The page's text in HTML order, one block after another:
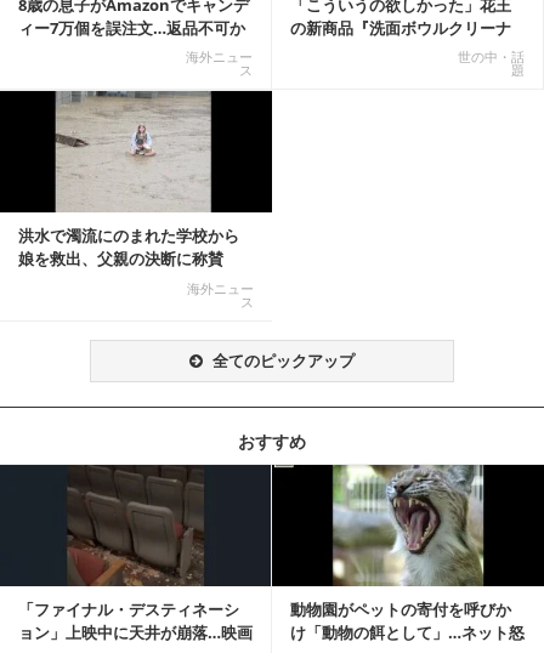
8歳の息子がAmazonでキャンデ
ィー7万個を誤注文…返品不可か
海外ニュー
ス
「こういうの欲しかった」花王
の新商品『洗面ボウルクリーナ
世の中・話
題
洪水で濁流にのまれた学校から
娘を救出、父親の決断に称賛
続々 一部では「危険...海外ニュー
ス
全てのピックアップ
おすすめ
「ファイナル・デスティネーシ
ョン」上映中に天井が崩落…映画
動物園がペットの寄付を呼びか
け「動物の餌として」…ネット怒
記事を読む